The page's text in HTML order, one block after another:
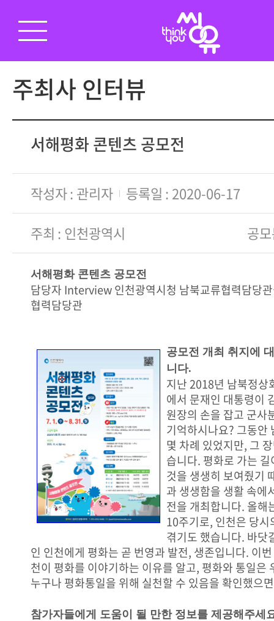
주최사 인터뷰
서해평화 콘텐츠 공모전
작성자 관리자 등록일 2020-06-17
주최 인천광역시 공
서해평화 콘텐츠 공모전
담당자 Interview 인천광역시청 남북교류협력담당
협력담당관
공모전 개최 취지에
니다.
지난 2018년 남북정상
에서 문재인 대통령이
원장의 손을 잡고 군사
기억하시나요? 그동안
몇 차례 있었지만, 그
습니다. 평화로 가는
것을 생생히 보여줬기
과 생생함을 생활 속에
전을 개최합니다. 올해
10주기로, 인천은 당
겪기도 했습니다. 바닷
인 인천에게 평화는 곧 번영과 발전, 생존입니다. 이
천이 평화를 이야기하는 이유를 알고, 평화와 통일은
누구나 평화통일을 위해 실천할 수 있음을 확인했으
참가자들에게 도움이 될 만한 정보를 제공해주세